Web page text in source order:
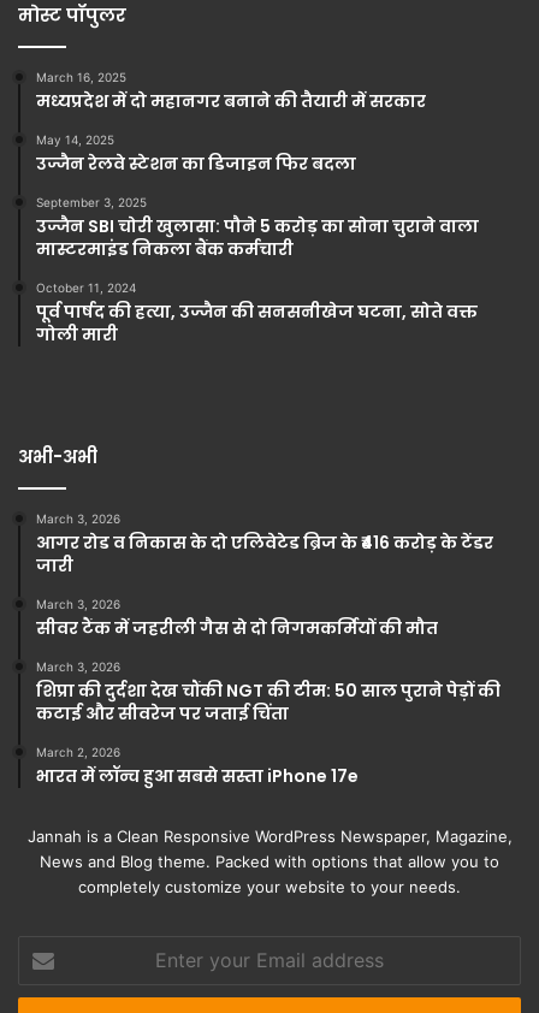
मोस्ट पॉपुलर
March 16, 2025
मध्यप्रदेश में दो महानगर बनाने की तैयारी में सरकार
May 14, 2025
उज्जैन रेलवे स्टेशन का डिजाइन फिर बदला
September 3, 2025
उज्जैन SBI चोरी खुलासा: पौने 5 करोड़ का सोना चुराने वाला
मास्टरमाइंड निकला बैंक कर्मचारी
October 11, 2024
पूर्व पार्षद की हत्या, उज्जैन की सनसनीखेज घटना, सोते वक्त
गोली मारी
अभी-अभी
March 3, 2026
आगर रोड व निकास के दो एलिवेटेड ब्रिज के ₹416 करोड़ के टेंडर
जारी
March 3, 2026
सीवर टैंक में जहरीली गैस से दो निगमकर्मियों की मौत
March 3, 2026
शिप्रा की दुर्दशा देख चौंकी NGT की टीम: 50 साल पुराने पेड़ों की
कटाई और सीवरेज पर जताई चिंता
March 2, 2026
भारत में लॉन्च हुआ सबसे सस्ता iPhone 17e
Jannah is a Clean Responsive WordPress Newspaper, Magazine,
News and Blog theme. Packed with options that allow you to
completely customize your website to your needs.
your
Email